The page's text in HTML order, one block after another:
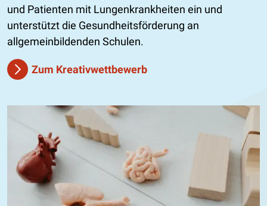
und Patienten mit Lungenkrankheiten ein und
unterstützt die Gesundheitsförderung an
allgemeinbildenden Schulen.
Zum Kreativwettbewerb